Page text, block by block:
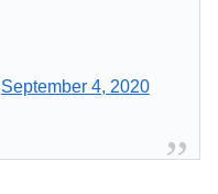
September 4, 2020